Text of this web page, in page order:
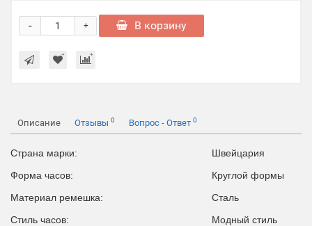
+
- В корзину
Описание Отзывы 0 Вопрос - Ответ 0
Страна марки:
Швейцария
Форма часов:
Круглой формы
Материал ремешка:
Сталь
Стиль часов:
Модный стиль